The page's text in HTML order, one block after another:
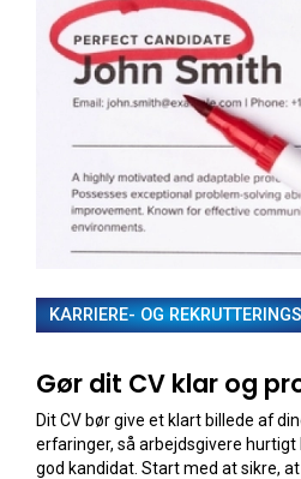
KARRIERE- OG
Gør dit CV klar og
Dit CV bør give et klart billede af
erfaringer, så arbejdsgivere hurtigt
god kandidat. Start med at sikre,